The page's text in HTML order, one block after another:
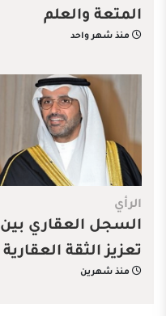
المتعة والعلم
منذ شهر واحد
الرأي
السجل العقاري بين
تعزيز الثقة العقارية
وتحسين تجربة
منذ شهرين